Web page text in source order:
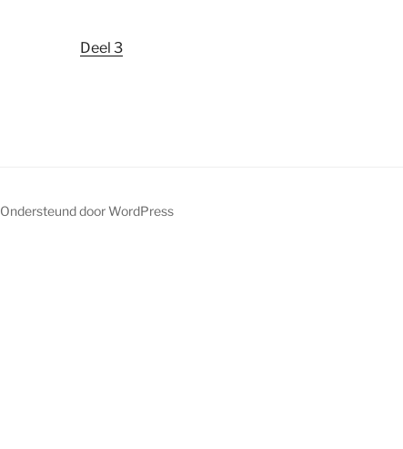
Deel 3
Ondersteund door WordPress